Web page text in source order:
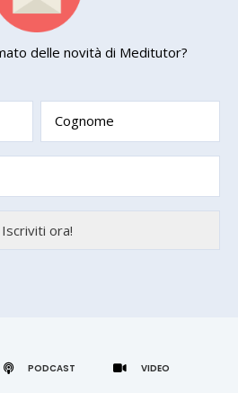
delle novità di Meditutor?
Cognome